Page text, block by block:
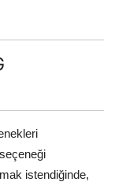
istendiğinde,